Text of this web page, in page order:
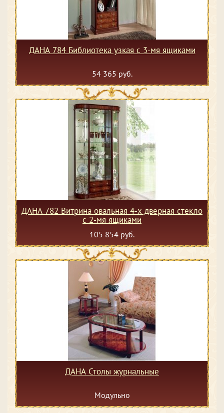
ДАНА 784 Библиотека узкая с 3-мя ящиками
54 365 руб.
ДАНА 782 Витрина овальная 4-х дверная стекло
с 2-мя ящиками
105 854 руб.
ДАНА Столы журнальные
Модульно